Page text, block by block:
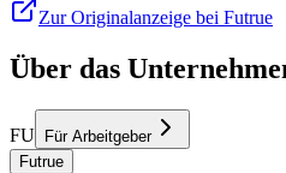
Zur Originalanzeige bei Futrue
Über das
FU
Für Arbeitgeber
Futrue